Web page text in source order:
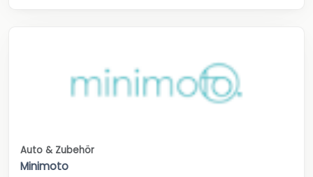
Auto & Zubehör
Minimoto